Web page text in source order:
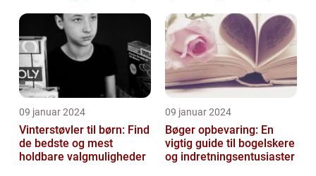
rolle i at holde...
udendørsaktiviteter ...
09 januar 2024
Vinterstøvler til børn: Find
de bedste og mest
holdbare valgmuligheder
09 januar 2024
Bøger opbevaring: En
vigtig guide til bogelskere
og indretningsentusiaster